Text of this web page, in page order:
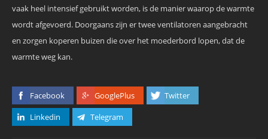
vaak heel intensief gebruikt worden, is de manier waarop de warmte
wordt afgevoerd. Doorgaans zijn er twee ventilatoren aangebracht
en zorgen koperen buizen die over het moederbord lopen, dat de
warmte weg kan.
Facebook GooglePlus
Twitter
Linkedin
Telegram